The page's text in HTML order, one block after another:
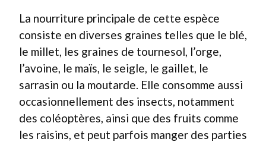
La nourriture principale de cette espèce
consiste en diverses graines telles que le blé,
le millet, les graines de tournesol, l’orge,
l’avoine, le maïs, le seigle, le gaillet, le
sarrasin ou la moutarde. Elle consomme aussi
occasionnellement des insects, notamment
des coléoptères, ainsi que des fruits comme
les raisins, et peut parfois manger des parties